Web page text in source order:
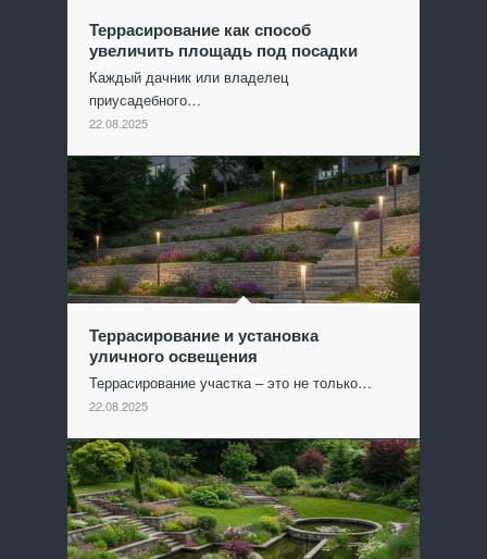
Террасирование как способ
увеличить площадь под посадки
Каждый дачник или владелец
приусадебного…
22.08.2025
Террасирование и установка
уличного освещения
Террасирование участка – это не только…
22.08.2025